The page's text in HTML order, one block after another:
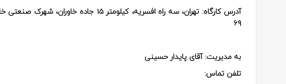
آدرس کارگاه:
تهران، سه راه افسریه، کیلومتر 15 جاده
69
به مدیریت: آقای پایدار حسینی
تلفن تماس: